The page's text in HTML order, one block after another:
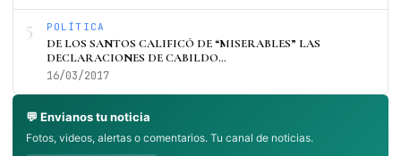
5 POLÍTICA
DE LOS SANTOS CALIFICÓ DE “MISERABLES” LAS
DECLARACIONES DE CABILDO…
16/03/2017
💬 Envianos tu noticia
Fotos, videos, alertas o comentarios. Tu canal de noticias.